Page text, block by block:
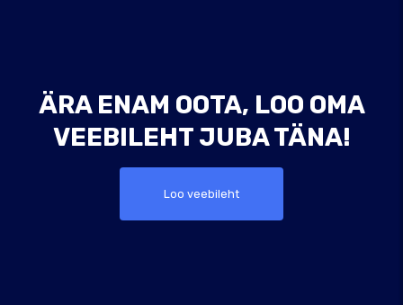
ÄRA ENAM OOTA, LOO OMA
VEEBILEHT JUBA TÄNA!
Loo veebileht